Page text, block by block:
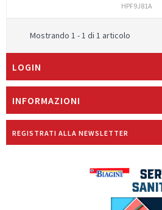
HPF9J81A
Mostrando 1 - 1 di 1 articolo
LOGIN
INFORMAZIONI
REGISTRATI ALLA NEWSLETTER